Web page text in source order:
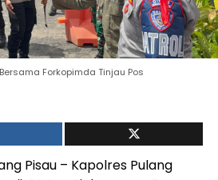
Forkopimda Tinjau Pos
Pisau – Kapolres Pulang